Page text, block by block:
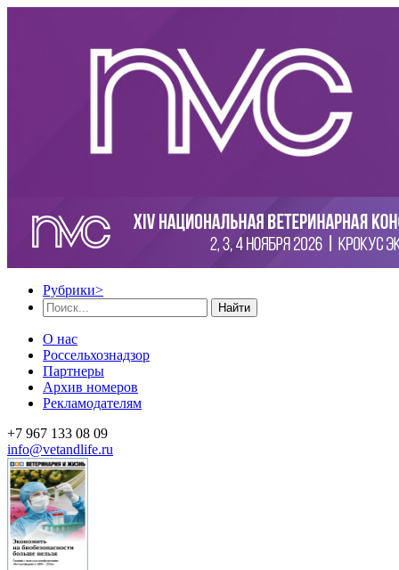
Рубрики>
Найти
О нас
Россельхознадзор
Партнеры
Архив номеров
Рекламодателям
+7 967 133 08 09
info@vetandlife.ru